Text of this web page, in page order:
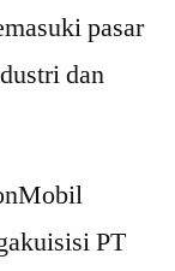
pasar
dan
PT